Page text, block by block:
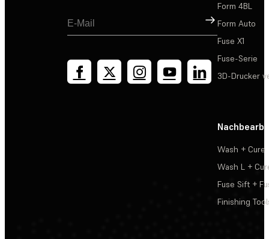
Registrieren
Form 4BL
Form Auto
Fuse X1
Fuse-Serie
3D-Drucker
Wash + Cure
Wash L +
Fuse Sift +
Finishing